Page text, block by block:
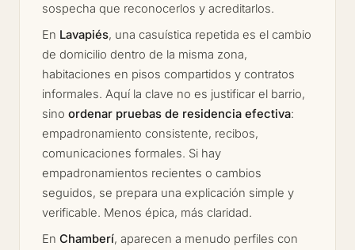
sospecha que reconocerlos y acreditarlos.
En Lavapiés, una casuística repetida es el cambio
de domicilio dentro de la misma zona,
habitaciones en pisos compartidos y contratos
informales. Aquí la clave no es justificar el barrio,
sino ordenar pruebas de residencia efectiva:
empadronamiento consistente, recibos,
comunicaciones formales. Si hay
empadronamientos recientes o cambios
seguidos, se prepara una explicación simple y
verificable. Menos épica, más claridad.
En Chamberí, aparecen a menudo perfiles con